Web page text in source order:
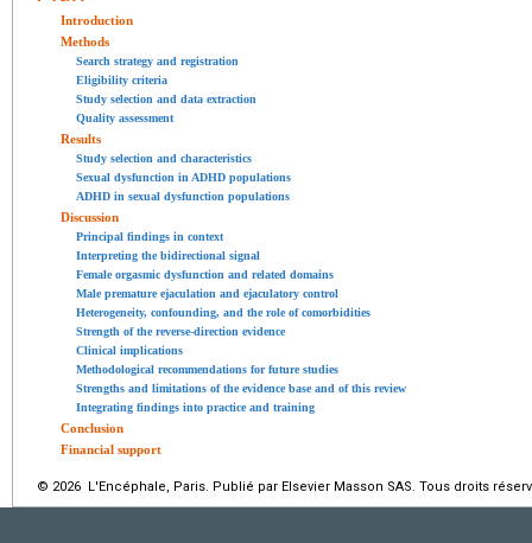
Introduction
Methods
Search strategy and registration
Eligibility criteria
Study selection and data extraction
Quality assessment
Results
Study selection and characteristics
Sexual dysfunction in ADHD populations
ADHD in sexual dysfunction populations
Discussion
Principal findings in context
Interpreting the bidirectional signal
Female orgasmic dysfunction and related domains
Male premature ejaculation and ejaculatory control
Heterogeneity, confounding, and the role of comorbidities
Strength of the reverse-direction evidence
Clinical implications
Methodological recommendations for future studies
Strengths and limitations of the evidence base and of this review
Integrating findings into practice and training
Conclusion
Financial support
© 2026 L'Encéphale, Paris. Publié par Elsevier Masson SAS. Tous droits